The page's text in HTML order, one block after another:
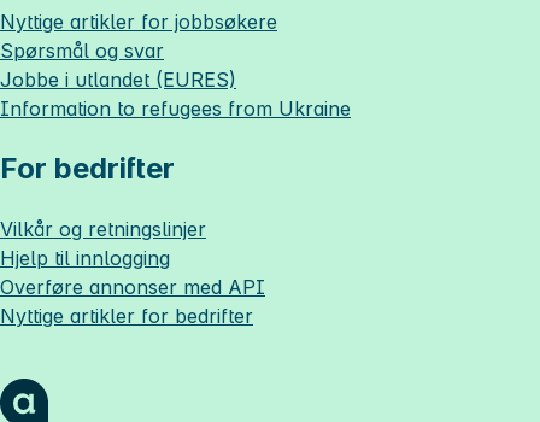
Nyttige artikler for jobbsøkere
Spørsmål og svar
Jobbe i utlandet (EURES)
Information to refugees from Ukraine
For bedrifter
Vilkår og retningslinjer
Hjelp til innlogging
Overføre annonser med API
Nyttige artikler for bedrifter